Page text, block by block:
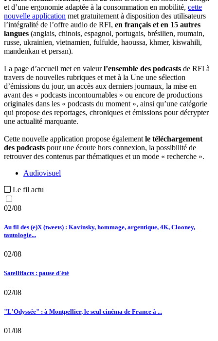
et d’une ergonomie adaptée à la consommation en mobilité, cette
nouvelle application met gratuitement à disposition des utilisateurs
l’intégralité de l’offre audio de RFI, en français et en 15 autres
langues (anglais, chinois, espagnol, portugais, brésilien, roumain,
russe, ukrainien, vietnamien, fulfulde, haoussa, khmer, kiswahili,
mandenkan et persan).
La page d’accueil met en valeurl’ensemble des podcasts de RFI à
travers de nouvelles rubriques et met à la Une une sélection
d’émissions du jour, un accès aux derniers journaux, la mise en
avant des « podcasts incontournables » ou encore de productions
originales dans les « podcasts du moment », ainsi qu’une catégorie
qui propose des reportages, chroniques et émissions pour décrypter
une actualité marquante.
Cette nouvelle application propose également le téléchargement
des podcasts pour une écoute hors connexion, la possibilité de
retrouver des contenus par thématiques et un mode « recherche ».
Audiovisuel
Le fil actu
02/08
Au fil des (e)X (tweets) : Kavinsky, hommage, argentique, 4K, Clooney,
tautologie...
02/08
Satellifacts : pause d'été
02/08
"L'Odyssée" : à Montpellier, le seul cinéma de France à ...
01/08